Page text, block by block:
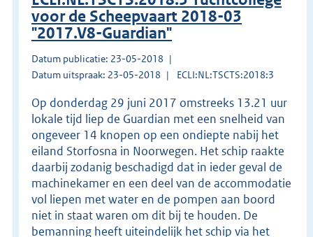
voor de Scheepvaart 2018-03
"2017.V8-Guardian"
Datum publicatie: 23-05-2018
Datum uitspraak: 23-05-2018
ECLI:NL:TSCTS:2018:3
Op donderdag 29 juni 2017 omstreeks 13.21 uur
lokale tijd liep de Guardian met een snelheid van
ongeveer 14 knopen op een ondiepte nabij het
eiland Storfosna in Noorwegen. Het schip raakte
daarbij zodanig beschadigd dat in ieder geval de
machinekamer en een deel van de accommodatie
vol liepen met water en de pompen aan boord
niet in staat waren om dit bij te houden. De
bemanning heeft uiteindelijk het schip via het